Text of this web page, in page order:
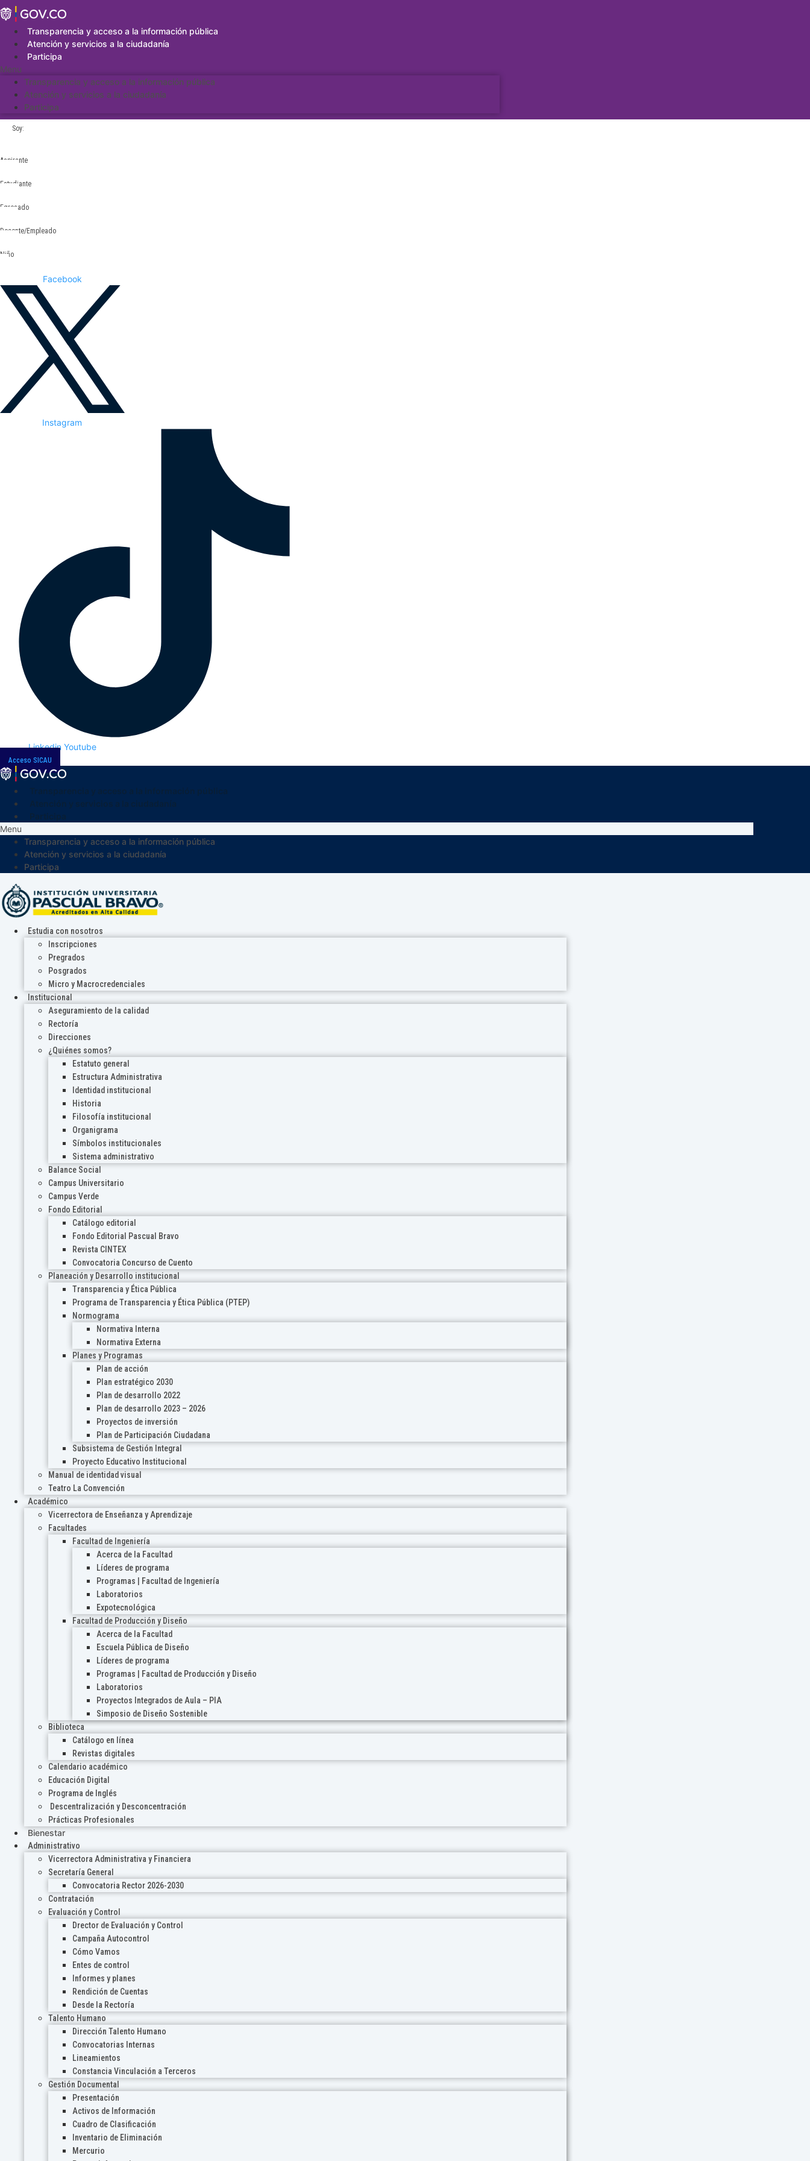
Saltar
al
contenidoTransparencia y acceso a la información pública
Atención y servicios a la ciudadanía
Participa
Menu
Transparencia y acceso a la información pública
Atención y servicios a la ciudadanía
Participa
Soy:
Aspirante
Estudiante
Egresado
Docente/Empleado
Niño
Facebook
Instagram
Linkedin Youtube
Acceso SICAU
Menu
Transparencia y acceso a la información pública
Atención y servicios a la ciudadanía
Participa
Estudia con nosotros
Inscripciones
Pregrados
Posgrados
Micro y Macrocredenciales
Institucional
Aseguramiento de la calidad
Rectoría
Direcciones
¿Quiénes somos?
Estatuto general
Estructura Administrativa
Identidad institucional
Historia
Filosofía institucional
Organigrama
Símbolos institucionales
Sistema administrativo
Balance Social
Campus Universitario
Campus Verde
Fondo Editorial
Catálogo editorial
Fondo Editorial Pascual Bravo
Revista CINTEX
Convocatoria Concurso de Cuento
Planeación y Desarrollo institucional
Transparencia y Ética Pública
Programa de Transparencia y Ética Pública (PTEP)
Normograma
Normativa Interna
Normativa Externa
Planes y Programas
Plan de acción
Plan estratégico 2030
Plan de desarrollo 2022
Plan de desarrollo 2023 – 2026
Proyectos de inversión
Plan de Participación Ciudadana
Subsistema de Gestión Integral
Proyecto Educativo Institucional
Manual de identidad visual
Teatro La Convención
Académico
Vicerrectora de Enseñanza y Aprendizaje
Facultades
Facultad de Ingeniería
Acerca de la Facultad
Líderes de programa
Programas | Facultad de Ingeniería
Laboratorios
Expotecnológica
Facultad de Producción y Diseño
Acerca de la Facultad
Escuela Pública de Diseño
Líderes de programa
Programas | Facultad de Producción y Diseño
Laboratorios
Proyectos Integrados de Aula – PIA
Simposio de Diseño Sostenible
Biblioteca
Catálogo en línea
Revistas digitales
Calendario académico
Educación Digital
Programa de Inglés
Descentralización y Desconcentración
Prácticas Profesionales
Bienestar
Administrativo
Vicerrectora Administrativa y Financiera
Secretaría General
Convocatoria Rector 2026-2030
Contratación
Evaluación y Control
Drector de Evaluación y Control
Campaña Autocontrol
Cómo Vamos
Entes de control
Informes y planes
Rendición de Cuentas
Desde la Rectoría
Talento Humano
Dirección Talento Humano
Convocatorias Internas
Lineamientos
Constancia Vinculación a Terceros
Gestión Documental
Presentación
Activos de Información
Cuadro de Clasificación
Inventario de Eliminación
Mercurio